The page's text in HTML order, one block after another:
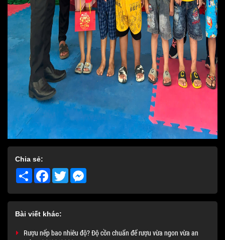
Chia sẻ:
Share Facebook
Twitter
Bài viết khác:
Rượu nếp bao nhiêu độ? Độ cồn chuẩn để rượu vừa ngon vừa an